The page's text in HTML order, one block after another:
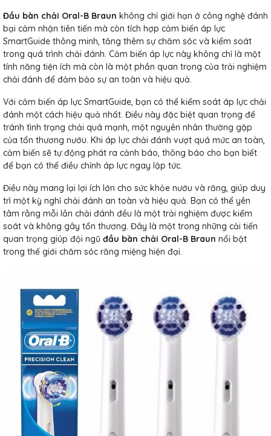
Đầu bàn chải Oral-B Braun không chỉ giới hạn ở công nghệ đánh
bại cảm nhận tiên tiến mà còn tích hợp cảm biến áp lực
SmartGuide thông minh, tăng thêm sự chăm sóc và kiểm soát
trong quá trình chải đánh. Cảm biến áp lực này không chỉ là một
tính năng tiện ích mà còn là một phần quan trọng của trải nghiệm
chải đánh để đảm bảo sự an toàn và hiệu quả.
Với cảm biến áp lực SmartGuide, bạn có thể kiểm soát áp lực chải
đánh một cách hiệu quả nhất. Điều này đặc biệt quan trọng để
tránh tình trạng chải quá mạnh, một nguyên nhân thường gặp
của tổn thương nướu. Khi áp lực chải đánh vượt quá mức an toàn,
cảm biến sẽ tự động phát ra cảnh báo, thông báo cho bạn biết
để bạn có thể điều chỉnh áp lực ngay lập tức.
Điều này mang lại lợi ích lớn cho sức khỏe nướu và răng, giúp duy
trì một kỳ nghỉ chải đánh an toàn và hiệu quả. Bạn có thể yên
tâm rằng mỗi lần chải đánh đều là một trải nghiệm được kiểm
soát và không gây tổn thương. Đây là một trong những cải tiến
quan trọng giúp đội ngũ đầu bàn chải Oral-B Braun nổi bật
trong thế giới chăm sóc răng miệng hiện đại.